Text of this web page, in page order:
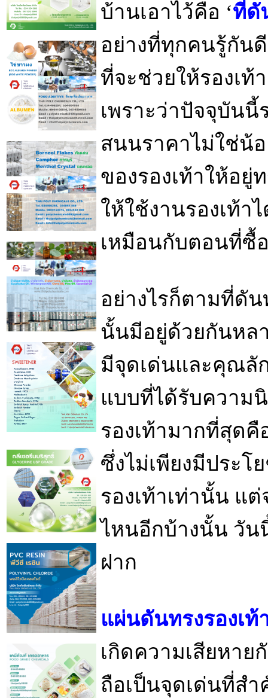
บ้านเอาไว้คือ ‘ที่ดั
อย่างที่ทุกคนรู้กัน
ที่จะช่วยให้รองเท้
เพราะว่าปัจจุบันนี้
สนนราคาไม่ใช่น้
ของรองเท้าให้อยู่
ให้ใช้งานรองเท้า
เหมือนกับตอนที่ซื้
อย่างไรก็ตามที่ดั
นั้นมีอยู่ด้วยกันหล
มีจุดเด่นและคุณลั
แบบที่ได้รับความ
รองเท้ามากที่สุดคื
ซึ่งไม่เพียงมีประโ
รองเท้าเท่านั้น แ
ไหนอีกบ้างนั้น วัน
ฝาก
แผ่นดันทรงรองเท้
เกิดความเสียหาย
ถือเป็นจุดเด่นที่ส